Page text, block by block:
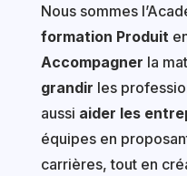
Nous sommes
formation Produit
Accompagner la
grandir les
aussi aider les
équipes en
carrières, tout en